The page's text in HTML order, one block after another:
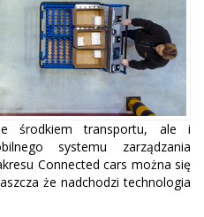
środkiem transportu, ale i
systemu zarządzania
Connected cars można się
że nadchodzi technologia